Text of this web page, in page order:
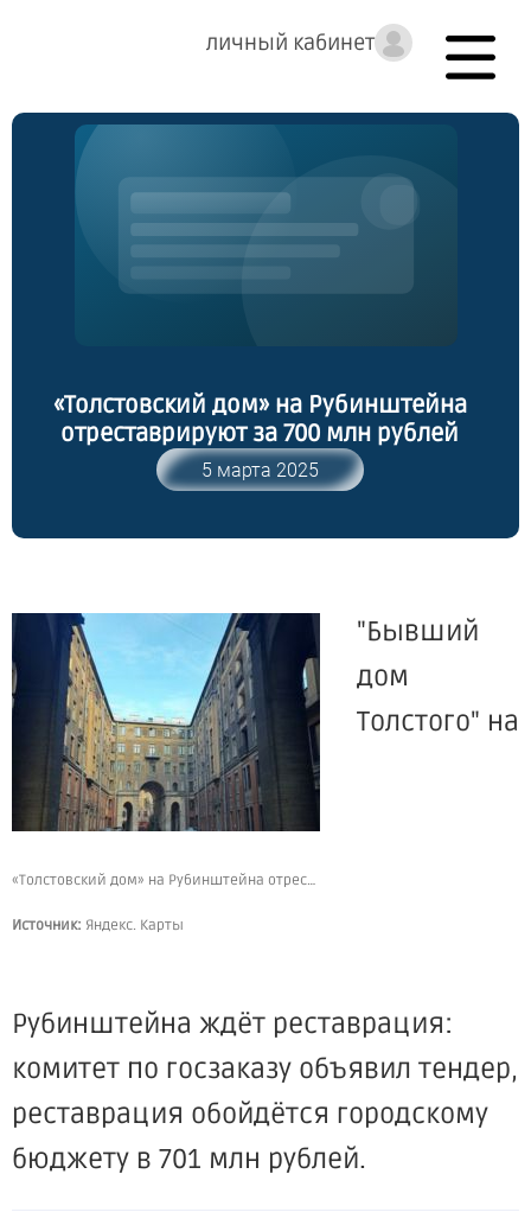
личный кабинет
«Толстовский дом» на Рубинштейна
отреставрируют за 700 млн рублей
5 марта 2025
«Толстовский дом» на Рубинштейна отреставрируют за 700 млн рублей
Источник: Яндекс. Карты
"Бывший
дом
Толстого" на
Рубинштейна ждёт реставрация:
комитет по госзаказу объявил тендер,
реставрация обойдётся городскому
бюджету в 701 млн рублей.